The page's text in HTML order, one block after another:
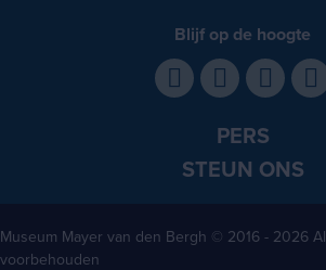
Blijf op de hoogte
PERS
STEUN ONS
Museum Mayer van den Bergh © 2016 - 2026
voorbehouden